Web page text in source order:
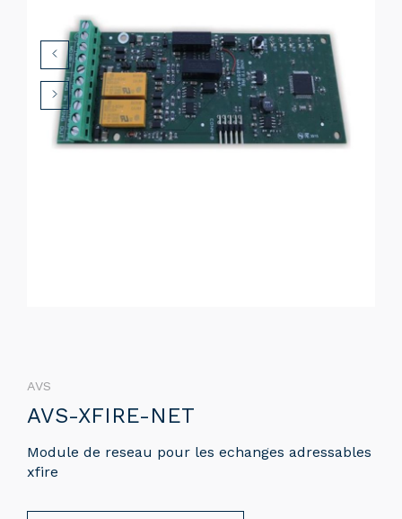
AVS
AVS-XFIRE-NET
Module de reseau pour les echanges adressables
xfire